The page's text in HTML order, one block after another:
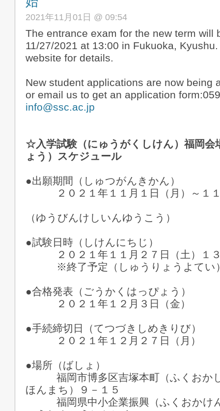
2021年11月01日 @ 09:54
The entrance exam for the new term will
11/27/2021 at 13:00 in Fukuoka,
website for details.
New student applications are now being
or email us to get an application
info@ssc.ac.jp
☆入学試験（にゅうがくしけん）福岡会
ょう）スケジュール
●出願期間（しゅつがんきかん）
２０２１年１１月１日（月）～１
（ゆうびんけしいんゆうこう）
●試験日時（しけんにちじ）
２０２１年１１月２７日（土）１
※終了予定（しゅうりょうよてい
●合格発表（ごうかくはっぴょう）
２０２１年１２月３日（金）
●手続締切日（てつづきしめきりび）
２０２１年１２月２７日（月）
●場所（ばしょ）
福岡市博多区吉塚本町（ふくおか
ほんまち）９－１５
福岡県中小企業振興（ふくおかけ